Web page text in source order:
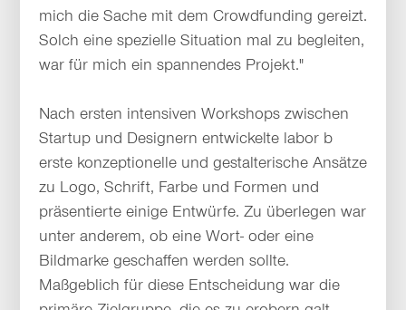
mich die Sache mit dem Crowdfunding gereizt.
Solch eine spezielle Situation mal zu begleiten,
war für mich ein spannendes Projekt."
Nach ersten intensiven Workshops zwischen
Startup und Designern entwickelte labor b
erste konzeptionelle und gestalterische Ansätze
zu Logo, Schrift, Farbe und Formen und
präsentierte einige Entwürfe. Zu überlegen war
unter anderem, ob eine Wort- oder eine
Bildmarke geschaffen werden sollte.
Maßgeblich für diese Entscheidung war die